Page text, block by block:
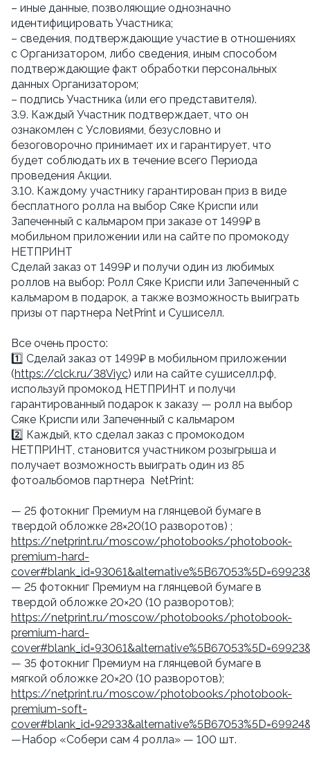
– иные данные, позволяющие однозначно
идентифицировать Участника;
– сведения, подтверждающие участие в отношениях
с Организатором, либо сведения, иным способом
подтверждающие факт обработки персональных
данных Организатором;
– подпись Участника (или его представителя).
3.9. Каждый Участник подтверждает, что он
ознакомлен с Условиями, безусловно и
безоговорочно принимает их и гарантирует, что
будет соблюдать их в течение всего Периода
проведения Акции.
3.10. Каждому участнику гарантирован приз в виде
бесплатного ролла на выбор Сяке Криспи или
Запеченный с кальмаром при заказе от 1499₽ в
мобильном приложении или на сайте по промокоду
НЕТПРИНТ
Сделай заказ от 1499₽ и получи один из любимых
роллов на выбор: Ролл Сяке Криспи или Запеченный с
кальмаром в подарок, а также возможность выиграть
призы от партнера NetPrint и Сушиселл.
Все очень просто:
1️⃣ Сделай заказ от 1499₽ в мобильном приложении
(https://clck.ru/38Viyc) или на сайте сушиселл.рф,
используй промокод НЕТПРИНТ и получи
гарантированный подарок к заказу — ролл на выбор
Сяке Криспи или Запеченный с кальмаром
2️⃣ Каждый, кто сделал заказ с промокодом
НЕТПРИНТ, становится участником розыгрыша и
получает возможность выиграть один из 85
фотоальбомов партнера NetPrint:
— 25 фотокниг Премиум на глянцевой бумаге в
твердой обложке 28×20(10 разворотов) ;
https://netprint.ru/moscow/photobooks/photobook-
premium-hard-
— 25 фотокниг Премиум на глянцевой бумаге в
твердой обложке 20×20 (10 разворотов);
https://netprint.ru/moscow/photobooks/photobook-
premium-hard-
— 35 фотокниг Премиум на глянцевой бумаге в
мягкой обложке 20×20 (10 разворотов);
https://netprint.ru/moscow/photobooks/photobook-
premium-soft-
—Набор «Собери сам 4 ролла» — 100 шт.